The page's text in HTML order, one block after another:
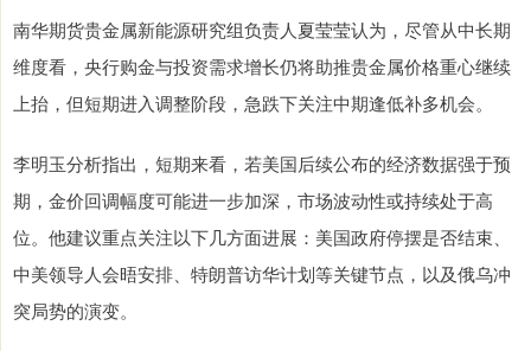
南华期货贵金属新能源研究组负责人夏莹莹认为，尽管从中长期
维度看，央行购金与投资需求增长仍将助推贵金属价格重心继续
上抬，但短期进入调整阶段，急跌下关注中期逢低补多机会。
李明玉分析指出，短期来看，若美国后续公布的经济数据强于预
期，金价回调幅度可能进一步加深，市场波动性或持续处于高
位。他建议重点关注以下几方面进展：美国政府停摆是否结束、
中美领导人会晤安排、特朗普访华计划等关键节点，以及俄乌冲
突局势的演变。